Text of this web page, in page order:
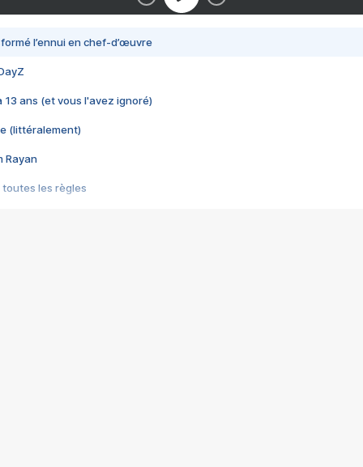
l’ennui en chef-d’œuvre
13 ans (et vous l'avez ignoré)
(littéralement)
Rayan
toutes les règles